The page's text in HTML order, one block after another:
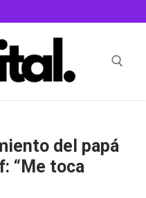
del papá
“Me toca